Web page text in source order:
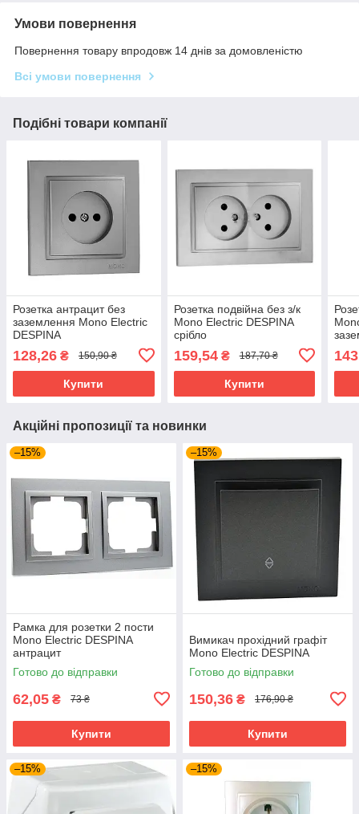
Умови повернення
Повернення товару впродовж 14 днів за домовленістю
Всі умови повернення
Подібні товари компанії
Розетка антрацит без
заземлення Mono Electric
DESPINA
128,26 ₴ 150,90 ₴
Купити
Розетка подвійна без з/к
Mono Electric DESPINA
срібло
159,54₴ 187,70 ₴
Купити
Акційні пропозиції та новинки
–15%
Рамка для розетки 2 пости
Mono Electric DESPINA
антрацит
Готово до відправки
62,05 ₴ 73 ₴
Купити
–15%
Вимикач прохідний графіт
Mono Electric DESPINA
Готово до відправки
150,36 ₴ 176,90 ₴
Купити
–15% –15%